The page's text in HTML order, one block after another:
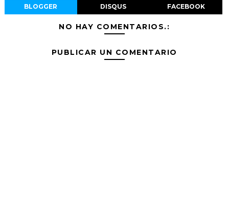
BLOGGER DISQUS FACEBOOK
NO HAY COMENTARIOS.:
PUBLICAR UN COMENTARIO